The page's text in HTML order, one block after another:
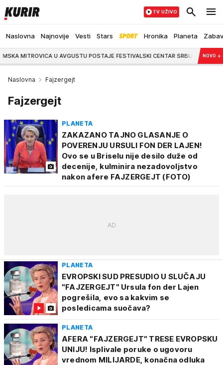
Naslovna Najnovije Vesti Stars Hronika Planeta
TV UŽIVO
MITROVICA U AVGUSTU POSTAJE FESTIVALSKI CENTAR SRBIJE: Četiri
NOVO →
Naslovna Fajzergejt
Fajzergejt
PLANETA
ZAKAZANO TAJNO GLASANJE O
POVERENJU URSULI FON DER LAJEN!
Ovo se u Briselu nije desilo duže od
decenije, kulminira nezadovoljstvo
nakon afere FAJZERGEJT (FOTO)
PLANETA
EVROPSKI SUD PRESUDIO U SLUČAJU
"FAJZERGEJT" Ursula fon der Lajen
pogrešila, evo sa kakvim se
posledicama suočava?
PLANETA
AFERA "FAJZERGEJT" TRESE EVROPSKU
UNIJU! Isplivale poruke o ugovoru
vrednom MILIJARDE, konačna odluka